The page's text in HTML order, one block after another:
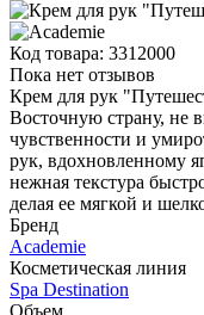
Код товара: 3312000
Пока нет отзывов
Крем для рук
Восточную страну, не
чувственности и
рук, вдохновленному
нежная текстура
делая ее мягкой и
Бренд
Academie
Косметическая линия
Spa Destination
Объем